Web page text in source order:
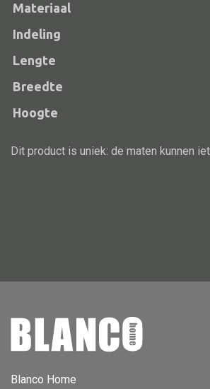
Chaise longues
Poef
Alle lampen
Alle deco
Vaas
Materiaal
Indeling
Lengte
Breedte
Hoogte
Dit product is uniek: de maten kunnen
Blanco Home